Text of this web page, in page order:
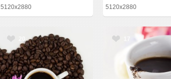
5120x2880 5120x2880
20